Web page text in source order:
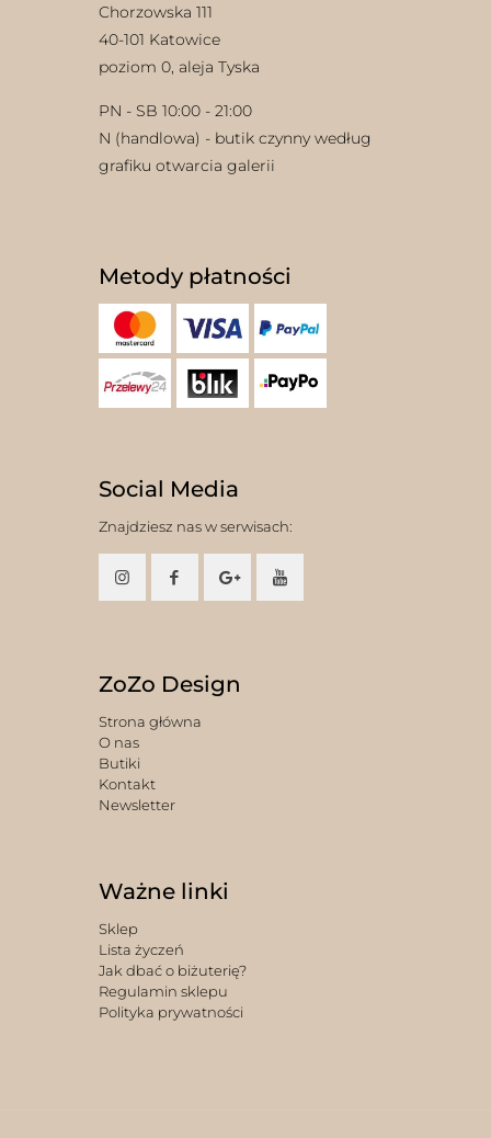
Chorzowska 111
40-101 Katowice
poziom 0, aleja Tyska
PN - SB 10:00 - 21:00
N (handlowa) - butik czynny według
grafiku otwarcia galerii
Metody płatności
Social Media
Znajdziesz nas w serwisach:
ZoZo Design
Strona główna
O nas
Butiki
Kontakt
Newsletter
Ważne linki
Sklep
Lista życzeń
Jak dbać o biżuterię?
Regulamin sklepu
Polityka prywatności